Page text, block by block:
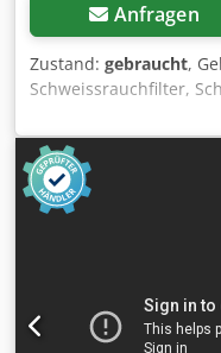
Anfragen
Zustand: gebraucht,
Schweissrauchfilter,
Atemschutzgerät
-ohne Akku -
3,2 kg